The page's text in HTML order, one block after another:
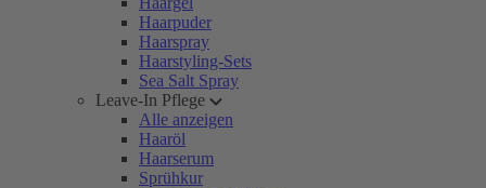
Haarpuder
Haarspray
Haarstyling-Sets
Sea Salt Spray
Leave-In Pflege
Alle anzeigen
Haaröl
Haarserum
Sprühkur